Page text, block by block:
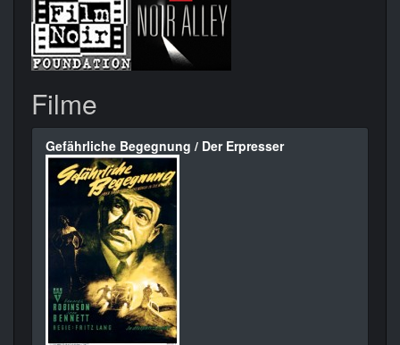
Filme
Gefährliche Begegnung / Der Erpresser